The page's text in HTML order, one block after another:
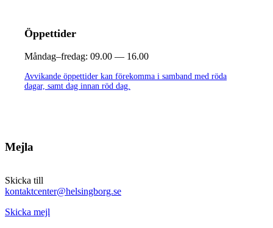
Öppettider
Måndag–fredag: 09.00 — 16.00
Avvikande öppettider kan förekomma i samband med röda
dagar, samt dag innan röd dag.
Mejla
Skicka till
kontaktcenter@helsingborg.se
Skicka mejl